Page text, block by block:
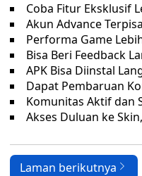
Coba Fitur Eksklusif
Akun Advance
Performa Game
Bisa Beri Feedback
APK Bisa Diinstal
Dapat Pembaruan
Komunitas Aktif dan
Akses Duluan ke
Laman berikutnya